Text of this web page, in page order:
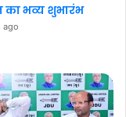
का भव्य शुभारंभ
ago